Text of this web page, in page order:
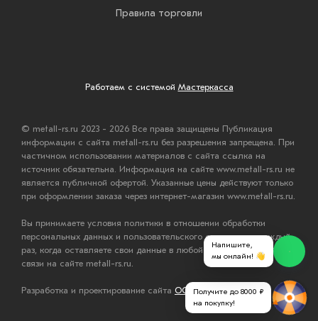
Правила торговли
Работаем с системой Мастеркасса
© metall-rs.ru 2023 - 2026 Все права защищены Публикация
информации с сайта metall-rs.ru без разрешения запрещена. При
частичном использовании материалов с сайта ссылка на
источник обязательна. Информация на сайте www.metall-rs.ru не
является публичной офертой. Указанные цены действуют только
при оформлении заказа через интернет-магазин www.metall-rs.ru.
Вы принимаете условия политики в отношении обработки
персональных данных и пользовательского соглашения каждый
раз, когда оставляете свои данные в любой форме обратной
связи на сайте metall-rs.ru.
Разработка и проектирование сайта ООО "Мастервеб"
Напишите,
мы онлайн! 👋
Получите до 8000 ₽
на покупку!